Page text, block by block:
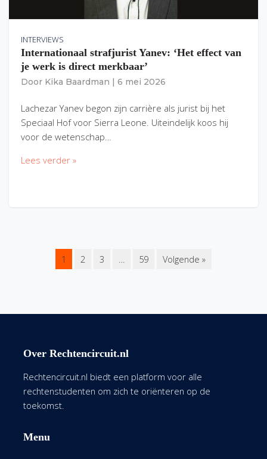
INTERVIEWS
Internationaal strafjurist Yanev: ‘Het effect van
je werk is direct merkbaar’
Door Kika Baardman 6 mei 2026
Lachezar Yanev begon zijn carrière als jurist bij het
Speciaal Hof voor Sierra Leone. Uiteindelijk koos hij
voor de wetenschap…
Lees verder »
1 2 3 … 59 Volgende »
Over Rechtencircuit.nl
Rechtencircuit.nl biedt een platform voor alle
rechtenstudenten om zich te oriënteren op de
toekomst.
Menu